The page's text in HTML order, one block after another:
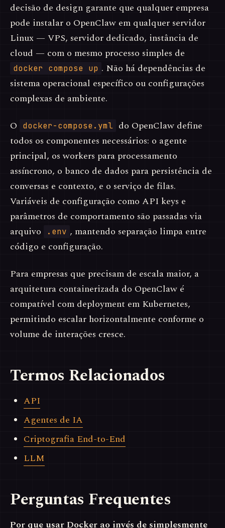
decisão de design garante que qualquer empresa
pode instalar o OpenClaw em qualquer servidor
Linux — VPS, servidor dedicado, instância de
cloud — com o mesmo processo simples de
docker compose up . Não há dependências de
sistema operacional específico ou configurações
complexas de ambiente.
O
docker-compose.yml do OpenClaw define
todos os componentes necessários: o agente
principal, os workers para processamento
assíncrono, o banco de dados para persistência de
conversas e contexto, e o serviço de filas.
Variáveis de configuração como API keys e
parâmetros de comportamento são passadas via
arquivo
.env , mantendo separação limpa entre
código e configuração.
Para empresas que precisam de escala maior, a
arquitetura containerizada do OpenClaw é
compatível com deployment em Kubernetes,
permitindo escalar horizontalmente conforme o
volume de interações cresce.
Termos Relacionados
API
Agentes de IA
Criptografia End-to-End
LLM
Perguntas Frequentes
Por que usar Docker ao invés de simplesmente